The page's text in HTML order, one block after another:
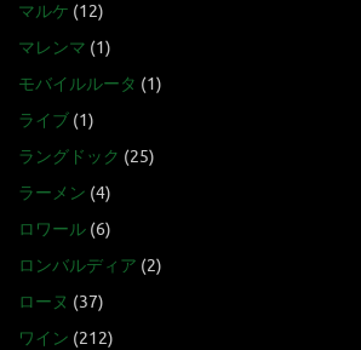
マルケ (12)
マレンマ (1)
モバイルルータ (1)
ライブ (1)
ラングドック (25)
ラーメン (4)
ロワール (6)
ロンバルディア (2)
ローヌ (37)
ワイン (212)